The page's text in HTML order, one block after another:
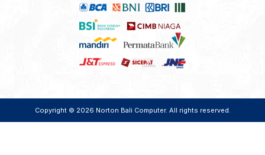
Copyright © 2026 Norton Bali Computer. All rights reserved.